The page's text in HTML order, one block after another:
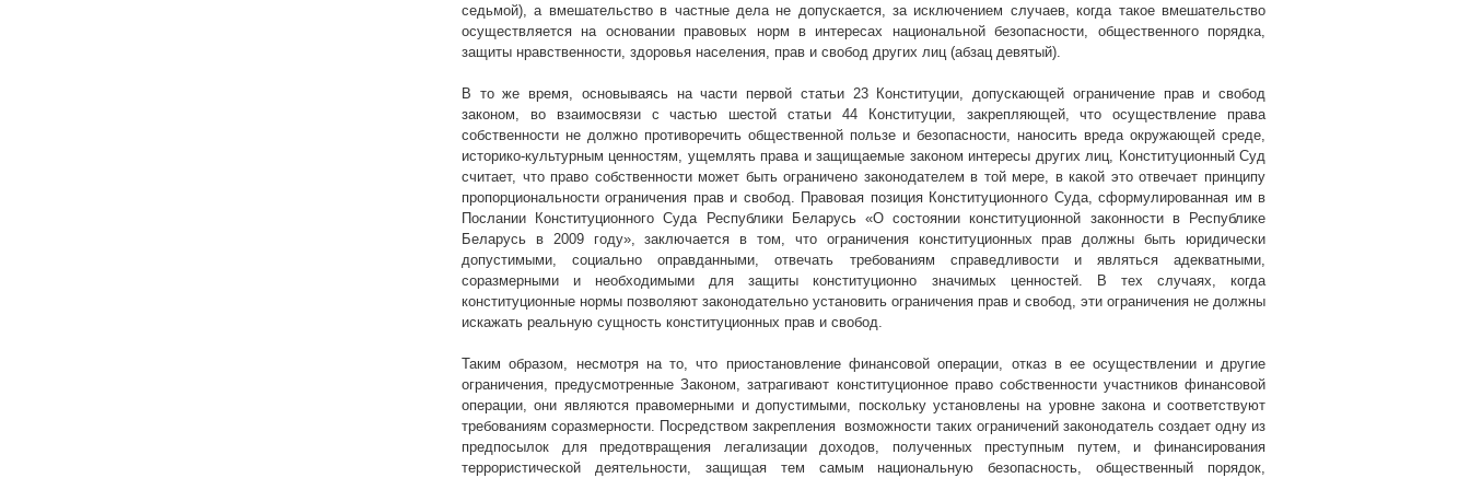
седьмой), а вмешательство в частные дела не допускается, за исключением случаев, когда такое вмешательство
осуществляется на основании правовых норм в интересах национальной безопасности, общественного порядка,
защиты нравственности, здоровья населения, прав и свобод других лиц (абзац девятый).
В то же время, основываясь на части первой статьи 23 Конституции, допускающей ограничение прав и свобод
законом, во взаимосвязи с частью шестой статьи 44 Конституции, закрепляющей, что осуществление права
собственности не должно противоречить общественной пользе и безопасности, наносить вреда окружающей среде,
историко-культурным ценностям, ущемлять права и защищаемые законом интересы других лиц, Конституционный Суд
считает, что право собственности может быть ограничено законодателем в той мере, в какой это отвечает принципу
пропорциональности ограничения прав и свобод. Правовая позиция Конституционного Суда, сформулированная им в
Послании Конституционного Суда Республики Беларусь «О состоянии конституционной законности в Республике
Беларусь в 2009 году», заключается в том, что ограничения конституционных прав должны быть юридически
допустимыми, социально оправданными, отвечать требованиям справедливости и являться адекватными,
соразмерными и необходимыми для защиты конституционно значимых ценностей. В тех случаях, когда
конституционные нормы позволяют законодательно установить ограничения прав и свобод, эти ограничения не должны
искажать реальную сущность конституционных прав и свобод.
Таким образом, несмотря на то, что приостановление финансовой операции, отказ в ее осуществлении и другие
ограничения, предусмотренные Законом, затрагивают конституционное право собственности участников финансовой
операции, они являются правомерными и допустимыми, поскольку установлены на уровне закона и соответствуют
требованиям соразмерности. Посредством закрепления возможности таких ограничений законодатель создает одну из
предпосылок для предотвращения легализации доходов, полученных преступным путем, и финансирования
террористической деятельности, защищая тем самым национальную безопасность, общественный порядок,